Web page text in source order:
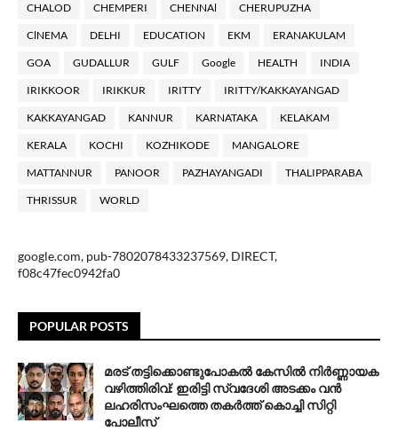
CHALOD CHEMPERI CHENNAl CHERUPUZHA
ClNEMA DELHI EDUCATION EKM ERANAKULAM
GOA GUDALLUR GULF Google HEALTH INDIA
IRIKKOOR IRIKKUR IRITTY IRITTY/KAKKAYANGAD
KAKKAYANGAD KANNUR KARNATAKA KELAKAM
KERALA KOCHI KOZHIKODE MANGALORE
MATTANNUR PANOOR PAZHAYANGADI THALIPPARABA
THRISSUR WORLD
google.com, pub-7802078433237569, DIRECT,
f08c47fec0942fa0
POPULAR POSTS
മരട് തട്ടിക്കൊണ്ടുപോകൽ കേസിൽ നിർണ്ണായക
വഴിത്തിരിവ്: ഇരിട്ടി സ്വദേശി അടക്കം വൻ
ലഹരിസംഘത്തെ തകർത്ത് കൊച്ചി സിറ്റി
പോലീസ്